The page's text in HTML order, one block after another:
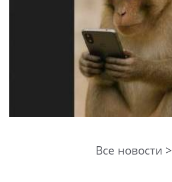
Все новости >